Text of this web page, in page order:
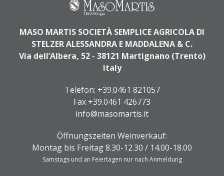
MASO MARTIS SOCIETÀ SEMPLICE AGRICOLA DI
STELZER ALESSANDRA E MADDALENA & C.
Via dell’Albera, 52 - 38121 Martignano (Trento)
Italy
Telefon: +39.0461 821057
Fax +39.0461 426773
info@masomartis.it
Öffnungszeiten Weinverkauf:
Montag bis Freitag 8.30-12.30 / 14.00-18.00
Samstags und an Feiertagen nur nach Anmeldung